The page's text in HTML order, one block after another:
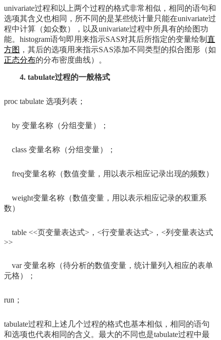
univariate过程和以上两个过程的格式非常相似，相同的语句和
选项其含义也相同，所不同的是某些统计量只能在univariate过
程中计算（如众数），以及univariate过程中所具有的绘图功
能。histogram语句即用来指示SAS对其后所指定的变量绘制 直
方图 ，其后的选项用来指示SAS添加不同类型的拟合图形（如
正态分布的分布密度曲线）。
4. tabulate过程的一般格式
proc tabulate 选项列表；
by 变量名称（分组变量）；
class 变量名称（分组变量）；
freq变量名称（数值变量，用以表示相应记录出现的频数）
weight变量名称（数值变量，用以表示相应记录的权重系
数）
table <<页变量表达式>，<行变量表达式>，<列变量表达式
>>
var 变量名称（待分析的数值变量，统计量列入相应的表单
元格）；
run；
tabulate过程和上述几个过程的格式也基本相似，相同的语句
和选项也代表相同的含义。最大的不同也是tabulate过程中最